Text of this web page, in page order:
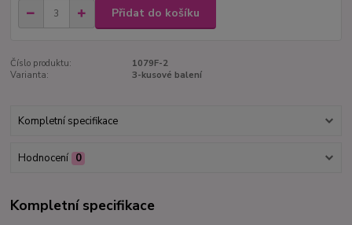
Přidat do košíku
Číslo produktu:
1079F-2
Varianta:
3-kusové balení
Kompletní specifikace
Hodnocení 0
Kompletní specifikace